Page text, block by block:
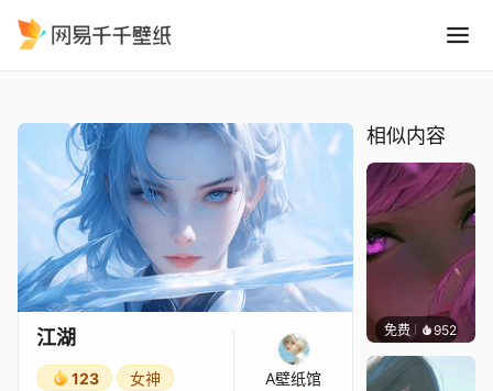
江湖
123
女神
A壁纸馆
相似内容
免费 952辰东